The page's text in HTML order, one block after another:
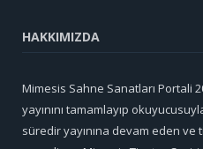
HAKKIMIZDA
Mimesis Sahne Sanatları Portali
yayınını tamamlayıp
süredir yayınına devam eden